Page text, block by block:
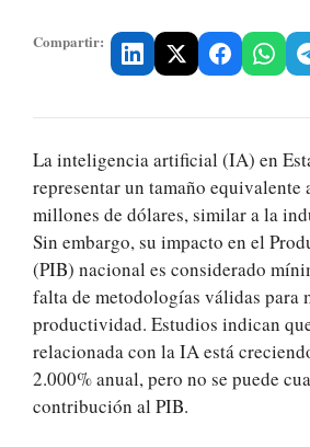
Compartir:
La inteligencia artificial (IA) en
representar un tamaño equivalente
millones de dólares, similar a la
Sin embargo, su impacto en el
(PIB) nacional es considerado
falta de metodologías válidas para
productividad. Estudios indican
relacionada con la IA está
2.000% anual, pero no se puede
contribución al PIB.